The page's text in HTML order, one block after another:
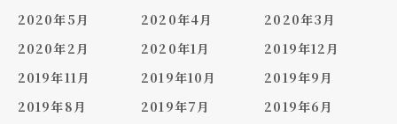
2020年5月
2020年4月
2020年3月
2020年2月
2020年1月
2019年12月
2019年11月
2019年10月
2019年9月
2019年8月
2019年7月
2019年6月